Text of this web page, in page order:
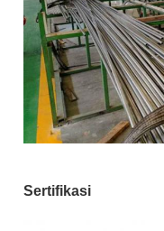
Sertifikasi